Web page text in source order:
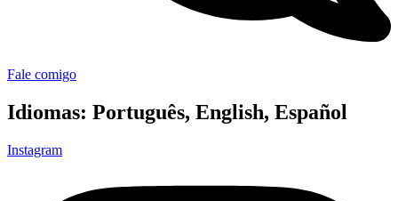
Fale comigo
Idiomas: Português, English, Español
Instagram